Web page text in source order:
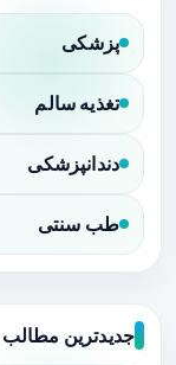
پزشکی
تغذیه سالم
دندانپزشکی
طب سنتی
جدیدترین مطالب